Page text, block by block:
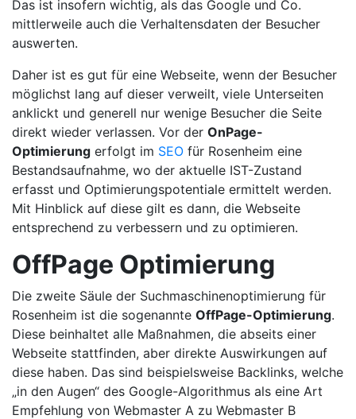
Das ist insofern wichtig, als das Google und Co.
mittlerweile auch die Verhaltensdaten der Besucher
auswerten.
Daher ist es gut für eine Webseite, wenn der Besucher
möglichst lang auf dieser verweilt, viele Unterseiten
anklickt und generell nur wenige Besucher die Seite
direkt wieder verlassen. Vor der OnPage-
Optimierung erfolgt im SEO für Rosenheim eine
Bestandsaufnahme, wo der aktuelle IST-Zustand
erfasst und Optimierungspotentiale ermittelt werden.
Mit Hinblick auf diese gilt es dann, die Webseite
entsprechend zu verbessern und zu optimieren.
OffPage Optimierung
Die zweite Säule der Suchmaschinenoptimierung für
Rosenheim ist die sogenannte OffPage-Optimierung.
Diese beinhaltet alle Maßnahmen, die abseits einer
Webseite stattfinden, aber direkte Auswirkungen auf
diese haben. Das sind beispielsweise Backlinks, welche
„in den Augen“ des Google-Algorithmus als eine Art
Empfehlung von Webmaster A zu Webmaster B